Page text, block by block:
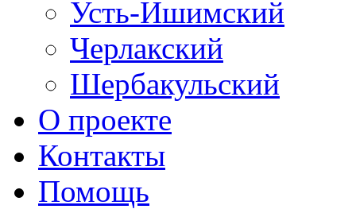
Усть-Ишимский
Черлакский
Шербакульский
О проекте
Контакты
Помощь